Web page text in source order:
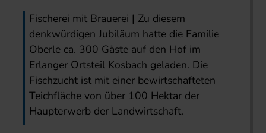
Fischerei mit Brauerei | Zu diesem
denkwürdigen Jubiläum hatte die Familie
Oberle ca. 300 Gäste auf den Hof im
Erlanger Ortsteil Kosbach geladen. Die
Fischzucht ist mit einer bewirtschafteten
Teichfläche von über 100 Hektar der
Haupterwerb der Landwirtschaft.